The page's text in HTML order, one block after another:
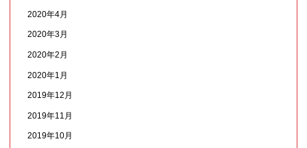
2020年4月
2020年3月
2020年2月
2020年1月
2019年12月
2019年11月
2019年10月